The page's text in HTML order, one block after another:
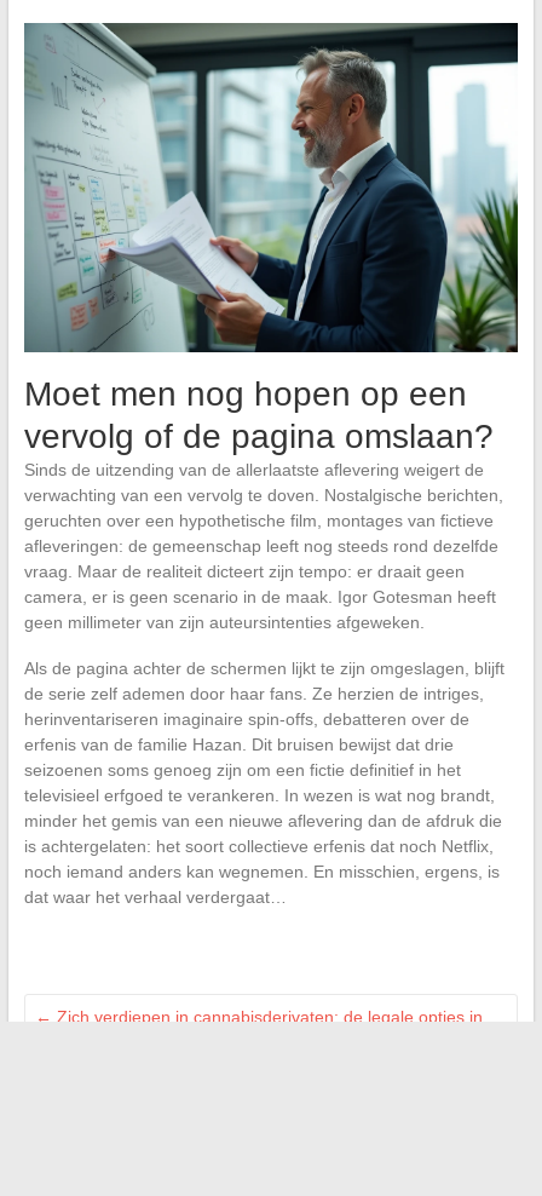
Moet men nog hopen op een
vervolg of de pagina omslaan?
Sinds de uitzending van de allerlaatste aflevering weigert de
verwachting van een vervolg te doven. Nostalgische berichten,
geruchten over een hypothetische film, montages van fictieve
afleveringen: de gemeenschap leeft nog steeds rond dezelfde
vraag. Maar de realiteit dicteert zijn tempo: er draait geen
camera, er is geen scenario in de maak. Igor Gotesman heeft
geen millimeter van zijn auteursintenties afgeweken.
Als de pagina achter de schermen lijkt te zijn omgeslagen, blijft
de serie zelf ademen door haar fans. Ze herzien de intriges,
herinventariseren imaginaire spin-offs, debatteren over de
erfenis van de familie Hazan. Dit bruisen bewijst dat drie
seizoenen soms genoeg zijn om een fictie definitief in het
televisieel erfgoed te verankeren. In wezen is wat nog brandt,
minder het gemis van een nieuwe aflevering dan de afdruk die
is achtergelaten: het soort collectieve erfenis dat noch Netflix,
noch iemand anders kan wegnemen. En misschien, ergens, is
dat waar het verhaal verdergaat…
← Zich verdiepen in cannabisderivaten: de legale opties in